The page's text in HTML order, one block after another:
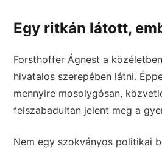
Egy ritkán látott,
Forsthoffer Ágnest a
hivatalos szerepében látni.
mennyire mosolygósan,
felszabadultan jelent meg a
Nem egy szokványos politikai